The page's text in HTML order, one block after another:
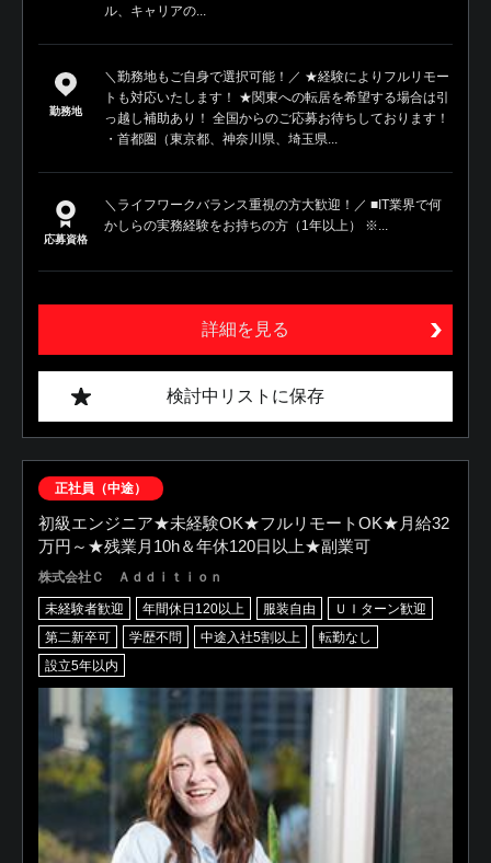
ル、キャリアの...
勤務地
＼勤務地もご自身で選択可能！／ ★経験によりフルリモー
トも対応いたします！ ★関東への転居を希望する場合は引
っ越し補助あり！ 全国からのご応募お待ちしております！
・首都圏（東京都、神奈川県、埼玉県...
応募資格
＼ライフワークバランス重視の方大歓迎！／ ■IT業界で何
かしらの実務経験をお持ちの方（1年以上） ※...
詳細を見る
検討中リストに保存
正社員（中途）
初級エンジニア★未経験OK★フルリモートOK★月給32
万円～★残業月10h＆年休120日以上★副業可
株式会社Ｃ Ａｄｄｉｔｉｏｎ
未経験者歓迎 年間休日120以上 服装自由
ＵＩターン歓迎
第二新卒可
学歴不問 中途入社5割以上
転勤なし
設立5年以内